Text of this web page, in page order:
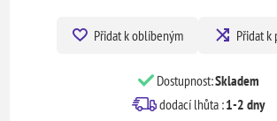
Přidat k oblíbeným Přidat k
Dostupnost:Skladem
dodací lhůta :1-2 dny